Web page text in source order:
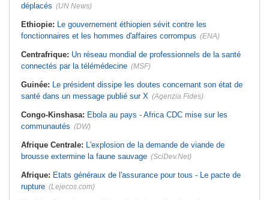
déplacés (UN News)
Ethiopie: Le gouvernement éthiopien sévit contre les
fonctionnaires et les hommes d'affaires corrompus (ENA)
Centrafrique: Un réseau mondial de professionnels de la santé
connectés par la télémédecine (MSF)
Guinée: Le président dissipe les doutes concernant son état de
santé dans un message publié sur X (Agenzia Fides)
Congo-Kinshasa: Ebola au pays - Africa CDC mise sur les
communautés (DW)
Afrique Centrale: L'explosion de la demande de viande de
brousse extermine la faune sauvage (SciDev.Net)
Afrique: Etats généraux de l'assurance pour tous - Le pacte de
rupture (Lejecos.com)